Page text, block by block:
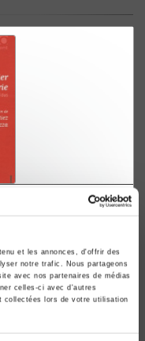
et les annonces, d'offrir des
notre trafic. Nous partageons
avec nos partenaires de médias
celles-ci avec d'autres
collectées lors de votre utilisation